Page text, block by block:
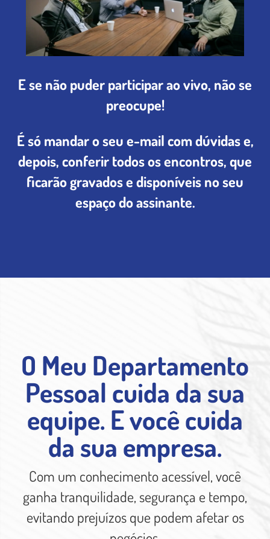
E se não puder participar ao vivo, não se
preocupe!
É só mandar o seu e-mail com dúvidas e,
depois, conferir todos os encontros, que
ficarão gravados e disponíveis no seu
espaço do assinante.
O Meu Departamento
Pessoal cuida da sua
equipe. E você cuida
da sua empresa.
Com um conhecimento acessível, você
ganha tranquilidade, segurança e tempo,
evitando prejuízos que podem afetar os